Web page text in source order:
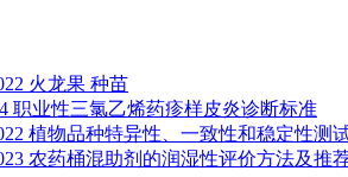
火龙果 种苗
职业性三氯乙烯药疹样皮炎诊断标准
植物品种特异性、一致性和稳定性测
农药桶混助剂的润湿性评价方法及推